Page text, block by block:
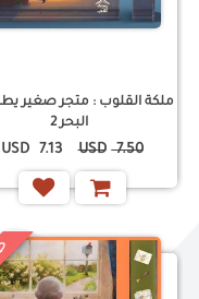
ملكة القلوب : متجر صغير
البحر 2
7.50
USD
7.13
USD